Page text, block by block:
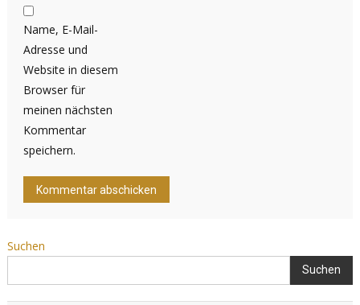
Name, E-Mail-
Adresse und
Website in diesem
Browser für
meinen nächsten
Kommentar
speichern.
Suchen
Suchen